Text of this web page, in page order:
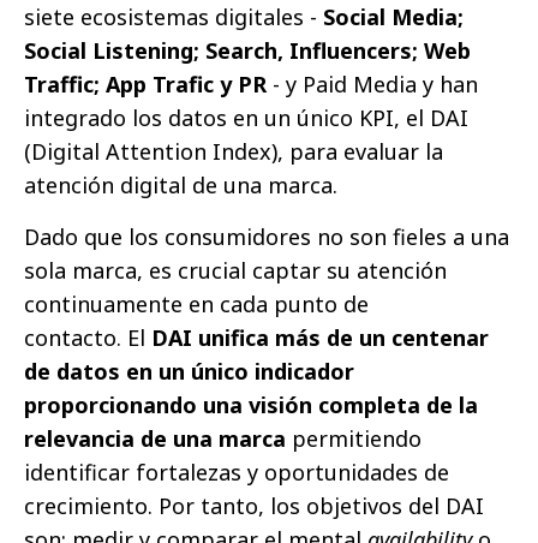
siete ecosistemas digitales - Social Media;
Social Listening; Search, Influencers; Web
Traffic; App Trafic y PR - y Paid Media y han
integrado los datos en un único KPI, el DAI
(Digital Attention Index), para evaluar la
atención digital de una marca.
Dado que los consumidores no son fieles a una
sola marca, es crucial captar su atención
continuamente en cada punto de
contacto. El DAI unifica más de un centenar
de datos en un único indicador
proporcionando una visión completa de la
relevancia de una marca permitiendo
identificar fortalezas y oportunidades de
crecimiento. Por tanto, los objetivos del DAI